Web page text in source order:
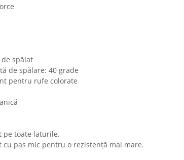
spălat
de spălare: 40 grade
pentru rufe colorate
pe toate laturile.
cu pas mic pentru o rezistență mai mare.